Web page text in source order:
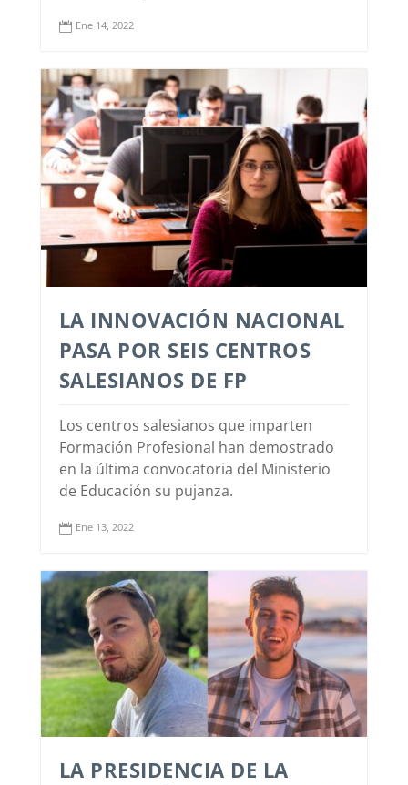
 Ene 14, 2022
LA INNOVACIÓN NACIONAL
PASA POR SEIS CENTROS
SALESIANOS DE FP
Los centros salesianos que imparten
Formación Profesional han demostrado
en la última convocatoria del Ministerio
de Educación su pujanza.
 Ene 13, 2022
LA PRESIDENCIA DE LA